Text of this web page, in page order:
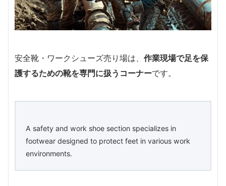
安全靴・ワークシューズ売り場は、 作業現場で足を保
護するための靴を専門に扱うコーナーです。
A safety and work shoe section specializes in
footwear designed to protect feet in various work
environments.